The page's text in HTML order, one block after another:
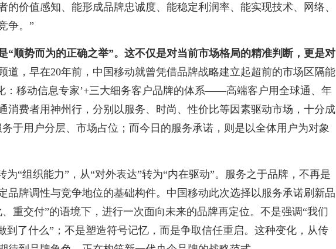
的价值感知、能形成品牌忠诚度、能稳定利润率、能实现技术、网络、
争。”
“顺势而为的正确之举”。这不仅是对当前市场格局的精准判断，更是对
道，早在20年前，中国移动就曾凭借品牌战略建立起超前的市场区隔能
：移动信息专家’+三大细务客户品牌的体系——高端客户用全球通、年
消费者用神州行，分别以服务、时尚、性价比等因素驱动市场，十分成
于用户分层、市场占位；而今日的服务承诺，则是以全体用户为对象
为“组织能力”，从“对外表达”转为“内在驱动”。服务之于品牌，不再是
品牌调性与竞争地位的基础构件。中国移动此次选择以服务承诺刷新品
重交付”的语境下，进行一次面向未来的品牌再定位。不是强调“我们
到了什么”；不是塑造符号记忆，而是争取信任重启。这种变化，从传